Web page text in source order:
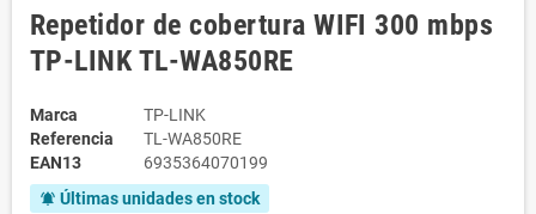
Repetidor de cobertura WIFI 300 mbps
TP-LINK TL-WA850RE
Marca
TP-LINK
Referencia
TL-WA850RE
EAN13
6935364070199
notifications_active Últimas unidades en stock